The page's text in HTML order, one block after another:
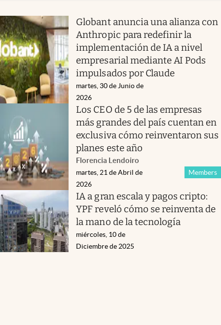
Globant anuncia una alianza con
Anthropic para redefinir la
implementación de IA a nivel
empresarial mediante AI Pods
impulsados por Claude
martes, 30 de Junio de
2026
Los CEO de 5 de las empresas
más grandes del país cuentan en
exclusiva cómo reinventaron sus
planes este año
Florencia Lendoiro
Members
martes, 21 de Abril de
2026
IA a gran escala y pagos cripto:
YPF reveló cómo se reinventa de
la mano de la tecnología
miércoles, 10 de
Diciembre de 2025